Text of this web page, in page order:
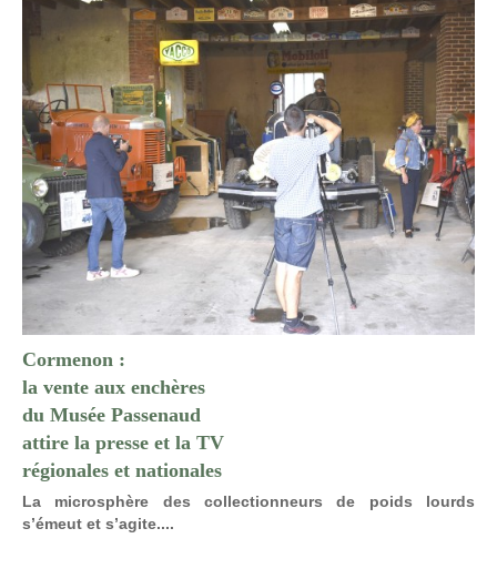
Cormenon :
la vente aux enchères
du Musée Passenaud
attire la presse et la TV
régionales et nationales
La microsphère des collectionneurs de poids lourds
s’émeut et s’agite....